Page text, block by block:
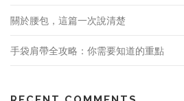
關於腰包，這篇一次說清楚
手袋肩帶全攻略：你需要知道的重點